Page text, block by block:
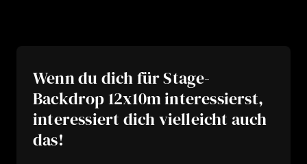
Wenn du dich für Stage-
Backdrop 12x10m interessierst,
interessiert dich vielleicht auch
das!